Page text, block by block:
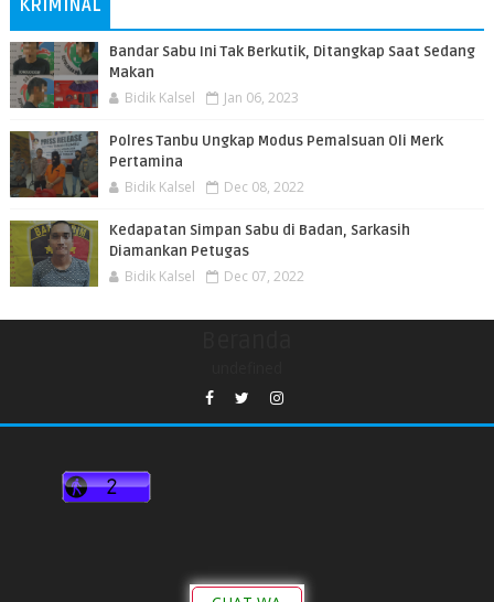
KRIMINAL
Bandar Sabu Ini Tak Berkutik, Ditangkap Saat Sedang
Makan
Bidik Kalsel Jan 06, 2023
Polres Tanbu Ungkap Modus Pemalsuan Oli Merk
Pertamina
Bidik Kalsel Dec 08, 2022
Kedapatan Simpan Sabu di Badan, Sarkasih
Diamankan Petugas
Bidik Kalsel Dec 07, 2022